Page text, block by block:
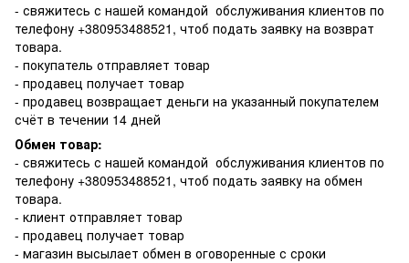
- свяжитесь с нашей командой обслуживания клиентов по
телефону +380953488521, чтоб подать заявку на возврат
товара.
- покупатель отправляет товар
- продавец получает товар
- продавец возвращает деньги на указанный покупателем
счёт в течении 14 дней
Обмен товар:
- свяжитесь с нашей командой обслуживания клиентов по
телефону +380953488521, чтоб подать заявку на обмен
товара.
- клиент отправляет товар
- продавец получает товар
- магазин высылает обмен в оговоренные с сроки